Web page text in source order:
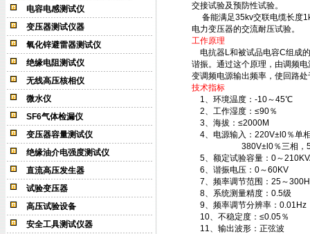
电容电感测试仪
变压器测试仪器
氧化锌避雷器测试仪
绝缘电阻测试仪
无线高压核相仪
微水仪
SF6气体检漏仪
变压器容量测试仪
绝缘油介电强度测试仪
直流高压发生器
试验变压器
高压试验设备
安全工具测试仪器
交接试验及预防性试验。
备能满足35kv交联电缆长度
电力变压器的交流耐压试验。
工作原理
电抗器L和被试品电容C组成
谐振。通过这个原理，由调频
变调频电源输出频率，使回路
技术指标
1、环境温度：-10～45℃
2、工作湿度：≤90％
3、海拔：≤2000M
4、电源输入：220V±l0％单
380V±l0％三相，
5、额定试验容量：0～
6、谐振电压：0～60KV
7、频率调节范围：25～
8、系统测量精度：0.5级
9、频率调节分辨率：0.01Hz
10、不稳定度：≤0.05％
11、输出波形：正弦波